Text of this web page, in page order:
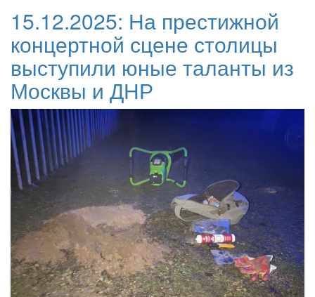
15.12.2025: На престижной
концертной сцене столицы
выступили юные таланты из
Москвы и ДНР